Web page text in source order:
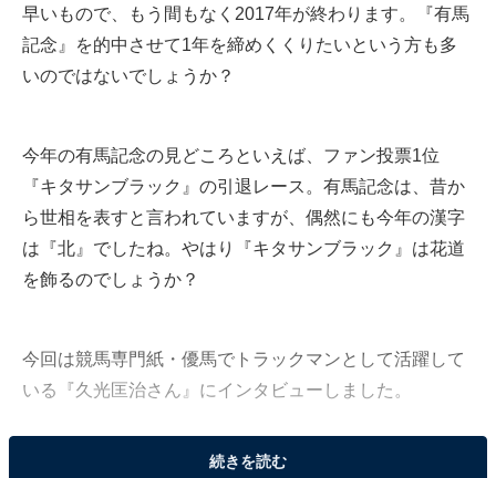
早いもので、もう間もなく2017年が終わります。『有馬
記念』を的中させて1年を締めくくりたいという方も多
いのではないでしょうか？
今年の有馬記念の見どころといえば、ファン投票1位
『キタサンブラック』の引退レース。有馬記念は、昔か
ら世相を表すと言われていますが、偶然にも今年の漢字
は『北』でしたね。やはり『キタサンブラック』は花道
を飾るのでしょうか？
今回は競馬専門紙・優馬でトラックマンとして活躍して
いる『久光匡治さん』にインタビューしました。
続きを読む